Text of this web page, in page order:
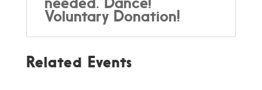
Voluntary Donation!
Related Events